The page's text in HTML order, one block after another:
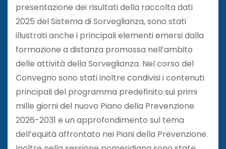
presentazione dei risultati della raccolta dati
2025 del Sistema di Sorveglianza, sono stati
illustrati anche i principali elementi emersi dalla
formazione a distanza promossa nell’ambito
delle attività della Sorveglianza. Nel corso del
Convegno sono stati inoltre condivisi i contenuti
principali del programma predefinito sui primi
mille giorni del nuovo Piano della Prevenzione
2026-2031 e un approfondimento sul tema
dell’equità affrontato nei Piani della Prevenzione.